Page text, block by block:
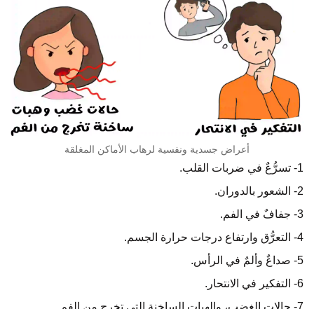
أعراض جسدية ونفسية لرهاب الأماكن المغلقة
1- تسرُّعٌ في ضربات القلب.
2- الشعور بالدوران.
3- جفافٌ في الفم.
4- التعرُّق وارتفاع درجات حرارة الجسم.
5- صداعٌ وألمٌ في الرأس.
6- التفكير في الانتحار.
7- حالات الغضب، والهبات الساخنة التي تخرج من الفم.